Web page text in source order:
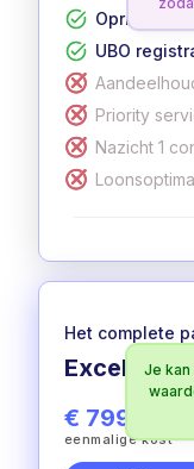
Oprichting
UBO
Priority
Nazicht 1
Het complete
Excellent
Je
€ 799
eenmalige kost